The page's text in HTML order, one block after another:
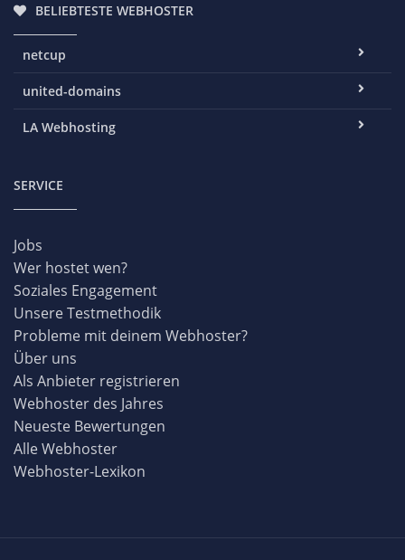
BELIEBTESTE WEBHOSTER
netcup
united-domains
LA Webhosting
SERVICE
Jobs
Wer hostet wen?
Soziales Engagement
Unsere Testmethodik
Probleme mit deinem Webhoster?
Über uns
Als Anbieter registrieren
Webhoster des Jahres
Neueste Bewertungen
Alle Webhoster
Webhoster-Lexikon